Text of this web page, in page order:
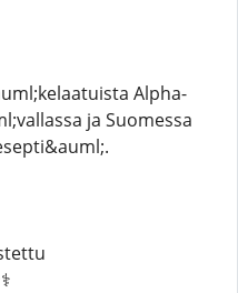
Alpha-
ja Suomessa